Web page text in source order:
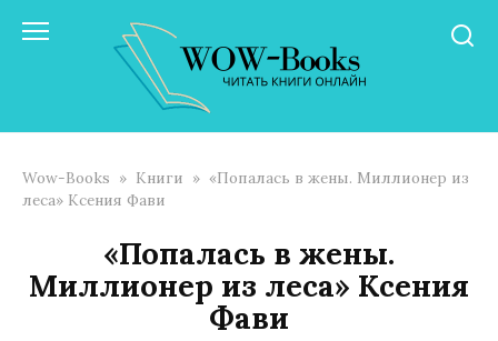
Wow-Books » Книги » «Попалась в жены. Миллионер из
леса» Ксения Фави
«Попалась в жены.
Миллионер из леса» Ксения
Фави